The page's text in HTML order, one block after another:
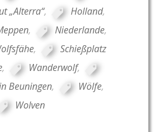
„Alterra“, Holland,
, Niederlande,
,
Schießplatz
, Wanderwolf,
Beuningen, Wölfe,
Wolven